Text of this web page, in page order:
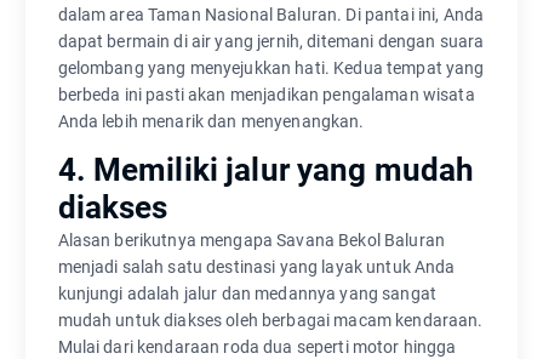
dalam area Taman Nasional Baluran. Di pantai ini, Anda
dapat bermain di air yang jernih, ditemani dengan suara
gelombang yang menyejukkan hati. Kedua tempat yang
berbeda ini pasti akan menjadikan pengalaman wisata
Anda lebih menarik dan menyenangkan.
4. Memiliki jalur yang mudah
diakses
Alasan berikutnya mengapa Savana Bekol Baluran
menjadi salah satu destinasi yang layak untuk Anda
kunjungi adalah jalur dan medannya yang sangat
mudah untuk diakses oleh berbagai macam kendaraan.
Mulai dari kendaraan roda dua seperti motor hingga